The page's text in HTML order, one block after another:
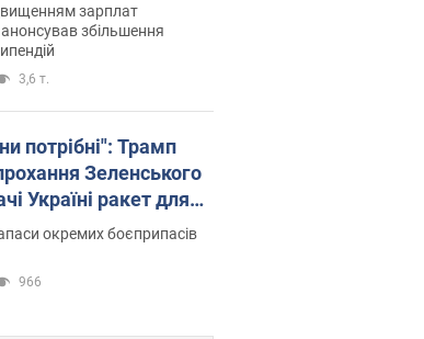
зарплат
збільшення
3,6 т.
потрібні": Трамп
Зеленського
Україні ракет для
окремих боєприпасів
966